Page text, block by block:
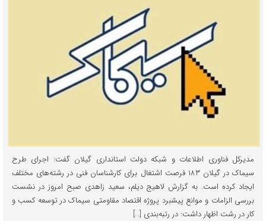
مدیرکل فناوری اطلاعات و شبکه دولت استانداری گیلان گفت: اجرای طرح
سیماک در گیلان ۱۸۳ فرصت اشتغال برای کارشناسان فنی در رشته‌های مختلف
ایجاد کرده است. به گزارش لاهیج دیلم، سعید زاهدی صبح امروز در نشست
بررسی الزامات و موانع پیشبرد پروژه اقتصاد مقاومتی سیماک در توسعه کسب و
کار در رشت اظهار داشت: در رتبه‌بندی […]